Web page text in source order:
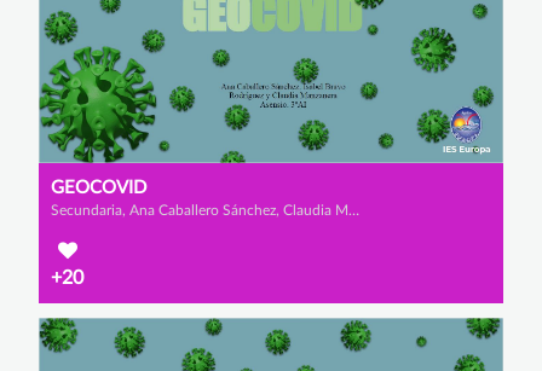
GEOCOVID
Secundaria, Ana Caballero Sánchez, Claudia Manzanera Asensio y Isabel Bravo Rodríguez
+20